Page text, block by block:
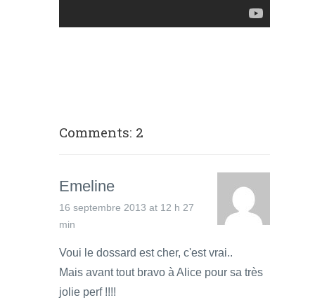
Comments: 2
Emeline
16 septembre 2013 at 12 h 27
min
Voui le dossard est cher, c'est vrai..
Mais avant tout bravo à Alice pour sa très
jolie perf !!!!